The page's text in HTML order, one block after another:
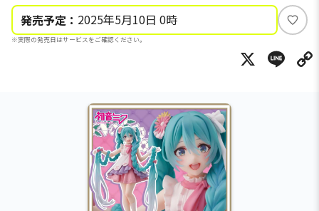
発売予定： 2025年5月10日 0時
※実際の発売日はサービスをご確認ください。
い
ね
X